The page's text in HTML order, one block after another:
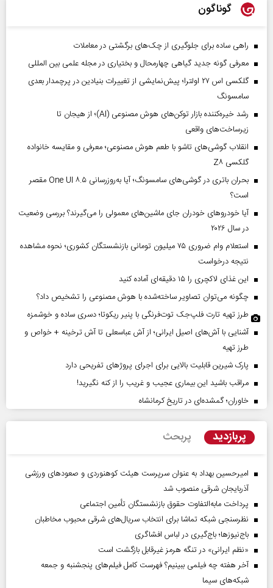
گوناگون
راهی ساده برای جلوگیری از چک‌های برگشتی در معاملات
معرفی گونه جدید گیاهی چهارمحال و بختیاری در مجله علمی بین المللی
گلکسی اس ۲۷ اولترا؛ پیش‌نمایشی از تغییرات بنیادین در پرچمدار بعدی
سامسونگ
رشد خیره‌کننده بازار توکن‌های هوش مصنوعی (AI)؛ از هیجان تا
زیرساخت‌های واقعی
انقلاب گوشی‌های تاشو‌ با طعم هوش مصنوعی؛ معرفی و مقایسه خانواده
گلکسی Z۸
بحران باتری در گوشی‌های سامسونگ؛ آیا به‌روزرسانی One UI ۸.۵ مقصر
است؟
آیا خودروهای خودران جای ماشین‌های معمولی را می‌گیرند؟ بررسی وضعیت
در سال ۲۰۲۶
استعلام وام ضروری ۷۵ میلیون تومانی بازنشستگان کشوری؛ نحوه مشاهده
نتیجه درخواست
این غذای لاکچری را ۱۵ دقیقه‌ای آماده کنید
چگونه می‌توان تصاویر ساخته‌شده با هوش مصنوعی را تشخیص داد؟
طرز تهیه تارت فلپ‌جک توت‌فرنگی با پنیر ریکوتا؛ دسری ساده و خوشمزه
آشنایی با آش‌های اصیل ایرانی؛ از آش عباسعلی تا آش ترخینه + خواص و
طرز تهیه
پارک شیرین قابلیت‌ بالایی برای اجرای پروژهای تفریحی دارد
مراقب باشید این بیماری عجیب و غریب را از کنه نگیرید!
خاوران؛ گمشده‌ای در تاریخ کرمانشاه
پربازدید پربحث
امیرحسین بهداد به عنوان سرپرست هیئت کوهنوردی و صعودهای ورزشی
آذربایجان شرقی منصوب شد
پرداخت مابه‌التفاوت حقوق بازنشستگان تأمین اجتماعی
نظرسنجی شبکه تماشا برای انتخاب سریال‌های شرقی محبوب مخاطبان
باج‌نیوزها؛ باج‌گیری در لباس افشاگری
«نظم ایرانی» در تنگه هرمز غیرقابل بازگشت است
آخر هفته چه فیلمی ببینیم؟ فهرست کامل فیلم‌های پنجشنبه و جمعه
شبکه‌های سیما